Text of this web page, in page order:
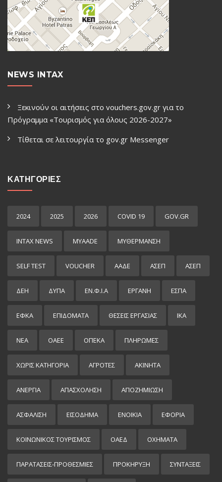
NEWS INTAX
Ξεκινούν οι αιτήσεις στο vouchers.gov.gr για το
Πρόγραμμα «Τουρισμός για όλους 2026-2027»
Τίθεται σε λειτουργία το gov.gr Μessenger
ΚΑΤΗΓΟΡΙΕΣ
2024 2025 2026 COVID 19 GOV.GR
INTAX NEWS MYAADE MYΘΈΡΜΑΝΣΗ
SELF TEST VOUCHER ΑΑΔΕ ΑΣΕΠ ΑΣΕΠ
ΔΕΗ ΔΥΠΑ ΕΝ.Φ.Ι.Α ΕΡΓΑΝΗ ΕΣΠΑ
ΕΦΚΑ ΕΠΙΔΌΜΑΤΑ ΘΕΣΕΙΣ ΕΡΓΑΣΙΑΣ ΙΚΑ
ΝΕΑ ΟΑΕΕ ΟΠΕΚΑ ΠΛΗΡΩΜΕΣ
ΧΩΡΊΣ ΚΑΤΗΓΟΡΊΑ ΑΓΡΟΤΕΣ ΑΚΙΝΗΤΑ
ΑΝΕΡΓΙΑ ΑΠΑΣΧΟΛΗΣΗ ΑΠΟΖΗΜΙΩΣΗ
ΑΣΦΑΛΙΣΗ ΕΙΣΌΔΗΜΑ ΕΝΟΙΚΙΑ ΕΦΟΡΙΑ
ΚΟΙΝΩΝΙΚΟΣ ΤΟΥΡΙΣΜΟΣ ΟΑΕΔ ΟΧΗΜΑΤΑ
ΠΑΡΑΤΑΣΕΙΣ-ΠΡΟΘΕΣΜΙΕΣ ΠΡΟΚΉΡΥΞΗ ΣΥΝΤΑΞΕΙΣ